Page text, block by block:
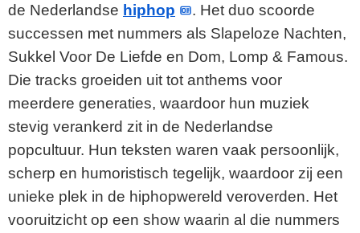
de Nederlandse hiphop
. Het duo scoorde
successen met nummers als Slapeloze Nachten,
Sukkel Voor De Liefde en Dom, Lomp & Famous.
Die tracks groeiden uit tot anthems voor
meerdere generaties, waardoor hun muziek
stevig verankerd zit in de Nederlandse
popcultuur. Hun teksten waren vaak persoonlijk,
scherp en humoristisch tegelijk, waardoor zij een
unieke plek in de hiphopwereld veroverden. Het
vooruitzicht op een show waarin al die nummers